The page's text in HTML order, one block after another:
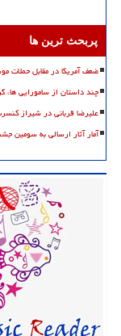
پربحث ترین ها
ضعف آمریکا در مقابل
چند داستان از سامورایی
علیرضا قربانی در شیراز
آمار آثار ارسالی به سومین